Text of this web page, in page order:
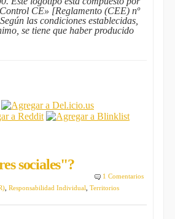
CE» [Reglamento (CEE) nº
las condiciones establecidas,
se tiene que haber producido
sociales"?
1 Comentarios
Responsabilidad Individual Territorios